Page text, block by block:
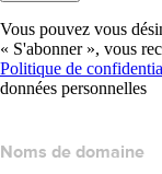
Vous pouvez vous
« S'abonner », vous
Politique de
données personnelles
Noms de domaine